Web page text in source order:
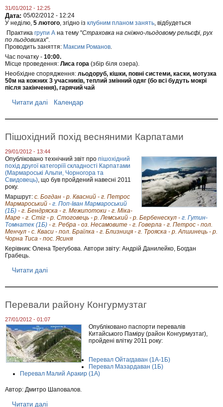
-
1
9
л
ю
т
г
о
ш
к
о
л
и
,
М
К
К
,
9
л
і
р
с
ь
к
о
ї
х
о
р
31/01/2012 - 12:25
Дата: 05/02/2012 - 12:24
У неділю, 5 лютого, згідно із клубним планом занять, відбудеться
Практика групи А на тему "Страховка на сніжно-льодовому рельєфі, рух
по льодовиках".
Проводить заняття: Максим Романов.
Час початку - 10:00.
Місце проведення: Лиса гора (збір біля озера).
Необхідне спорядження: льодоруб, кішки, повні системи, каски, мотузка
50м на кожних 3 учасників, теплий змінний одяг (бо всі будуть мокрі
після закінчення), гарячий чай
Читати далі
о
р
а
т
и
к
а
у
и
А
"
С
р
к
н
с
н
і
ж
н
о
-
л
о
д
Календар
Пішохідний похід весняними Карпатами
29/01/2012 - 13:44
Опубліковано технічний звіт про пішохідний
похід другої категоріїї складності Карпатами
(Мармароські Альпи, Чорногора та
Свидовець), що був пройдений навесні 2011
року.
Маршрут: с. Богдан - р. Квасний - г. Петрос
Мармароський - г. Поп-Іван Мармароський
(1Б) - г. Бендряска - г. Межипотоки - г. Міка-
Маре - г. Стіг - р. Стоговець - р. Лемський - р. Бербенескул - г. Гутин-
Томнатек (1Б) - г. Ребра - оз. Несамовите - г. Говерла - г. Петрос - пол.
Менчул - с. Кваси - пол. Браїлка - г. Близниця - г. Трояска - р. Апшинець - р.
Чорна Тиса - пос. Ясиня
Керівник: Олена Трегубова. Автори звіту: Андрій Данилейко, Богдан
Грабець.
Читати далі
о
ш
х
і
д
н
и
й
о
і
Перевали району Конгурмузтаг
27/01/2012 - 01:07
Опубліковано паспорти перевалів
Китайського Паміру (район Конгурмузтаг),
пройдені влітку 2011 року:
Перевал Ойтагдаван (1А-1Б)
Перевал Мазардаван (1Б)
Перевал Малий Аракир (1А)
Автор: Дмитро Шаповалов.
Читати далі